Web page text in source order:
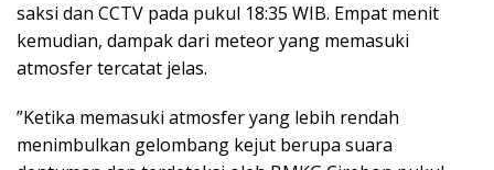
saksi dan CCTV pada pukul 18:35 WIB. Empat menit
kemudian, dampak dari meteor yang memasuki
atmosfer tercatat jelas.
​”Ketika memasuki atmosfer yang lebih rendah
menimbulkan gelombang kejut berupa suara